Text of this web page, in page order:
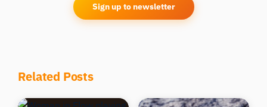
Sign up to newsletter
Related Posts